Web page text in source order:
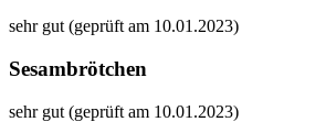
sehr gut (geprüft am 10.01.2023)
Sesambrötchen
sehr gut (geprüft am 10.01.2023)